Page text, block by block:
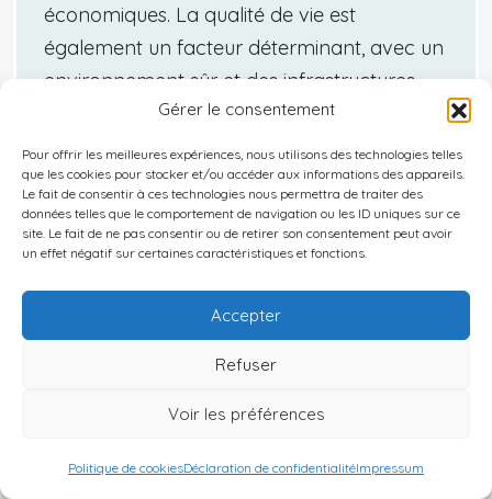
Gérer le consentement
Pour offrir les meilleures expériences, nous utilisons des technologies telles
que les cookies pour stocker et/ou accéder aux informations des appareils.
Le fait de consentir à ces technologies nous permettra de traiter des
données telles que le comportement de navigation ou les ID uniques sur ce
site. Le fait de ne pas consentir ou de retirer son consentement peut avoir
un effet négatif sur certaines caractéristiques et fonctions.
Accepter
Refuser
Voir les préférences
Politique de cookiesDéclaration de confidentialitéImpressum
économiques. La qualité de vie est
également un facteur déterminant, avec un
environnement sûr et des infrastructures
modernes. Selon les dernières statistiques,
environ 15% de la population française au
Liechtenstein réside dans ce quartier. Les
événements culturels, comme le Festival de
musique de Vaduz, renforcent l’attrait de
communauté et d’appartenance. En
comparaison, des quartiers comme Balzers
sont moins prisés, en partie à cause de leur
éloignement des centres économiques et
Vaduz s’explique également par sa richesse